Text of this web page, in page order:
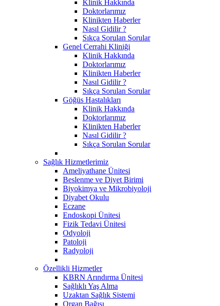
Klinik Hakkında
Doktorlarımız
Klinikten Haberler
Nasıl Gidilir ?
Sıkça Sorulan Sorular
Genel Cerrahi Kliniği
Klinik Hakkında
Doktorlarımız
Klinikten Haberler
Nasıl Gidilir ?
Sıkça Sorulan Sorular
Göğüs Hastalıkları
Klinik Hakkında
Doktorlarımız
Klinikten Haberler
Nasıl Gidilir ?
Sıkça Sorulan Sorular
Sağlık Hizmetlerimiz
Ameliyathane Ünitesi
Beslenme ve Diyet Birimi
Biyokimya ve Mikrobiyoloji
Diyabet Okulu
Eczane
Endoskopi Ünitesi
​Fizik Tedavi Ünitesi
Odyoloji
Patoloji
Radyoloji
Özellikli Hizmetler
KBRN Arındırma Ünitesi
Sağlıklı Yaş Alma
Uzaktan Sağlık Sistemi
Organ Bağışı